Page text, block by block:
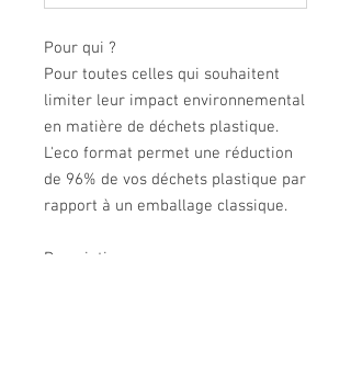
Pour qui ?
Pour toutes celles qui souhaitent
limiter leur impact environnemental
en matière de déchets plastique.
L'eco format permet une réduction
de 96% de vos déchets plastique par
rapport à un emballage classique.
Description